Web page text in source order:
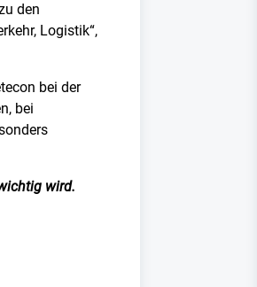
den
Logistik“,
bei der
bei
wird.